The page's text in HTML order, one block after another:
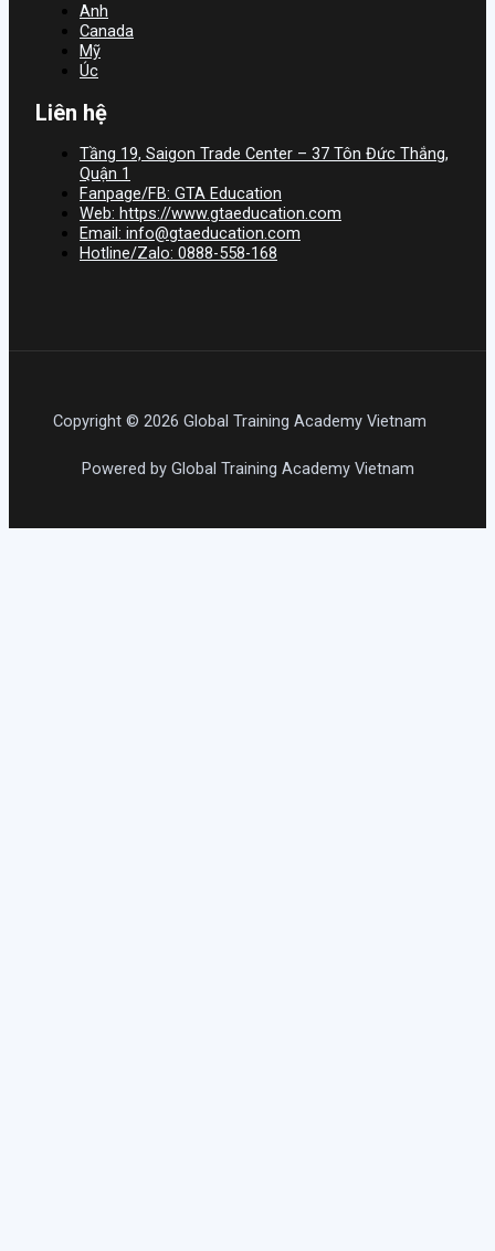
Anh
Canada
Mỹ
Úc
Liên hệ
Tầng 19, Saigon Trade Center – 37 Tôn Đức Thắng,
Quận 1
Fanpage/FB: GTA Education
Web: https://www.gtaeducation.com
Email: info@gtaeducation.com
Hotline/Zalo: 0888-558-168
Copyright © 2026 Global Training Academy Vietnam
Powered by Global Training Academy Vietnam